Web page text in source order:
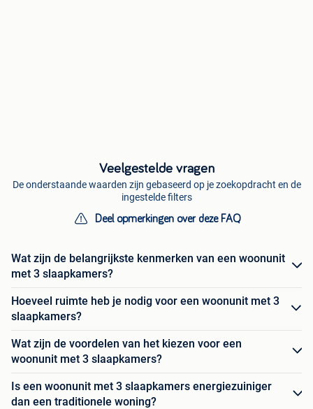
Veelgestelde vragen
De onderstaande waarden zijn gebaseerd op je zoekopdracht en de
ingestelde filters
Deel opmerkingen over deze FAQ
Wat zijn de belangrijkste kenmerken van een woonunit
met 3 slaapkamers?
Hoeveel ruimte heb je nodig voor een woonunit met 3
slaapkamers?
Wat zijn de voordelen van het kiezen voor een
woonunit met 3 slaapkamers?
Is een woonunit met 3 slaapkamers energiezuiniger
dan een traditionele woning?